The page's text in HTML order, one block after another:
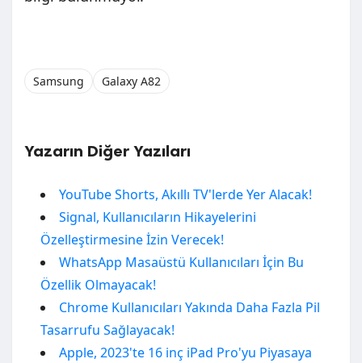
Samsung Galaxy A82
Yazarın Diğer Yazıları
YouTube Shorts, Akıllı TV'lerde Yer Alacak!
Signal, Kullanıcıların Hikayelerini
Özelleştirmesine İzin Verecek!
WhatsApp Masaüstü Kullanıcıları İçin Bu
Özellik Olmayacak!
Chrome Kullanıcıları Yakında Daha Fazla Pil
Tasarrufu Sağlayacak!
Apple, 2023'te 16 inç iPad Pro'yu Piyasaya